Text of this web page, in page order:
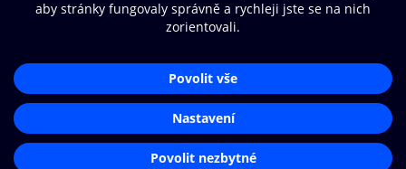
© O2 Czech Republic a.s.
Přístupnost
Zásady zpracování osobních údajů
Nastavení cookies
Aplikace O2 Knihovna
Čti a poslouchej své e-knihy a
audioknihy rychleji a pohodlněji.